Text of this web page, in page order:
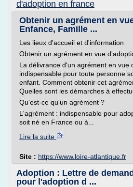
d'adoption en france
Obtenir un agrément en
Enfance, Famille ...
Les lieux d'accueil et d'information
Obtenir un agrément en vue
La délivrance d'un agrément en vue
indispensable pour toute personne
enfant. Comment obtenir cet
Quelles sont les démarches à
Qu'est-ce qu'un agrément ?
L'agrément : indispensable pour
soit né en France ou à...
Lire la suite
Site : https://www.loire-atlantique.fr
Adoption : Lettre de
pour l'adoption d ...